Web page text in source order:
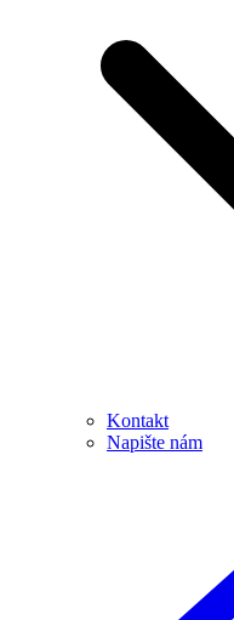
Kontakt
Napište nám